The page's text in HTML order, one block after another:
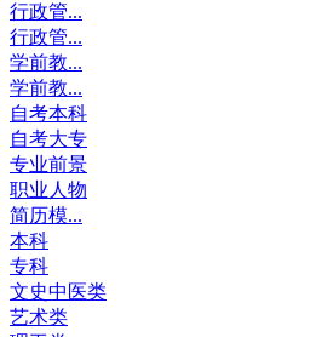
行政管...
行政管...
学前教...
学前教...
自考本科
自考大专
专业前景
职业人物
简历模...
本科
专科
文史中医类
艺术类